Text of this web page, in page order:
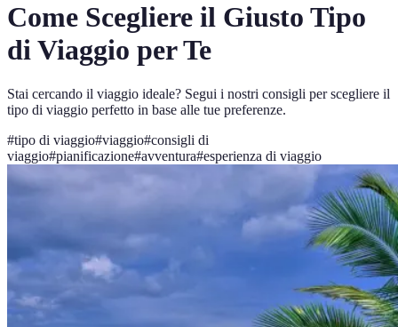
Come Scegliere il Giusto Tipo
di Viaggio per Te
Stai cercando il viaggio ideale? Segui i nostri consigli per scegliere il
tipo di viaggio perfetto in base alle tue preferenze.
#tipo di viaggio#viaggio#consigli di
viaggio#pianificazione#avventura#esperienza di viaggio